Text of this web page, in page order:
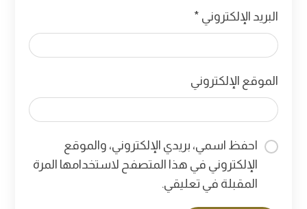
البريد الإلكتروني *
الموقع الإلكتروني
احفظ اسمي، بريدي الإلكتروني، والموقع
الإلكتروني في هذا المتصفح لاستخدامها المرة
المقبلة في تعليقي.